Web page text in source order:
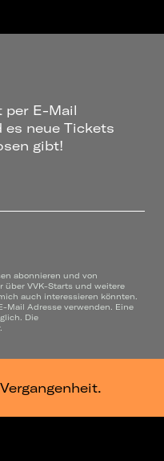
per E-Mail
neue Tickets
gibt!
abonnieren und von
über VVK-Starts und weitere
auch interessieren könnten.
Mail Adresse verwenden. Eine
Die
.